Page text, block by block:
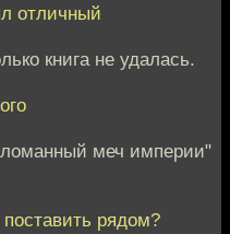
отличный
книга не удалась.
меч империи"
рядом?